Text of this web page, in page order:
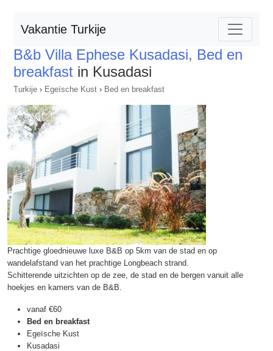
Vakantie Turkije
B&b Villa Ephese Kusadasi, Bed en
breakfast in Kusadasi
Turkije › Egeïsche Kust › Bed en breakfast
Prachtige gloednieuwe luxe B&B op 5km van de stad en op
wandelafstand van het prachtige Longbeach strand.
Schitterende uitzichten op de zee, de stad en de bergen vanuit alle
hoekjes en kamers van de B&B.
vanaf €60
Bed en breakfast
Egeïsche Kust
Kusadasi